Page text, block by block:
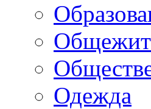
Одежда